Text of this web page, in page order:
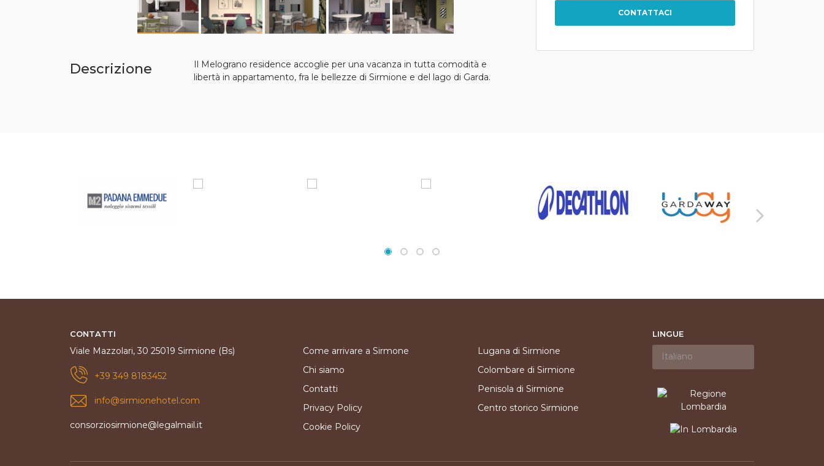
Descrizione
Il Melograno residence accoglie per una vacanza in tutta comodità e
libertà in appartamento, fra le bellezze di Sirmione e del lago di Garda.
CONTATTACI
CONTATTI
Viale Mazzolari, 30 25019 Sirmione (Bs)
+39 349 8183452
info@sirmionehotel.com
consorziosirmione@legalmail.it
Come arrivare a Sirmone
Chi siamo
Contatti
Privacy Policy
Cookie Policy
Lugana di Sirmione
Colombare di Sirmione
Penisola di Sirmione
Centro storico Sirmione
LINGUE